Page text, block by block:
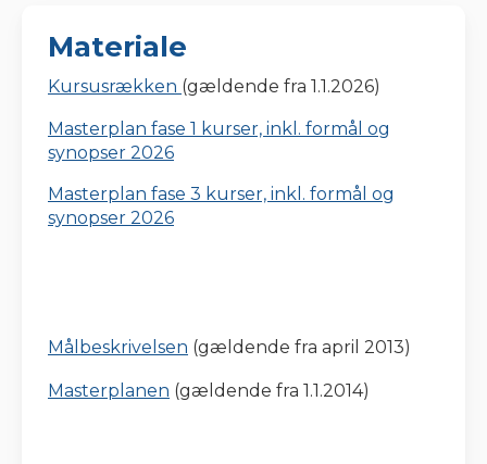
Materiale
Kursusrækken (gældende fra 1.1.2026)
Masterplan fase 1 kurser, inkl. formål og
synopser 2026
Masterplan fase 3 kurser, inkl. formål og
synopser 2026
Målbeskrivelsen (gældende fra april 2013)
Masterplanen (gældende fra 1.1.2014)